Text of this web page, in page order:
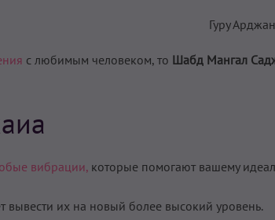
Гуру
с любимым человеком, то Шабд Мангал
вибрации, которые помогают вашему
вывести их на новый более высокий уровень.